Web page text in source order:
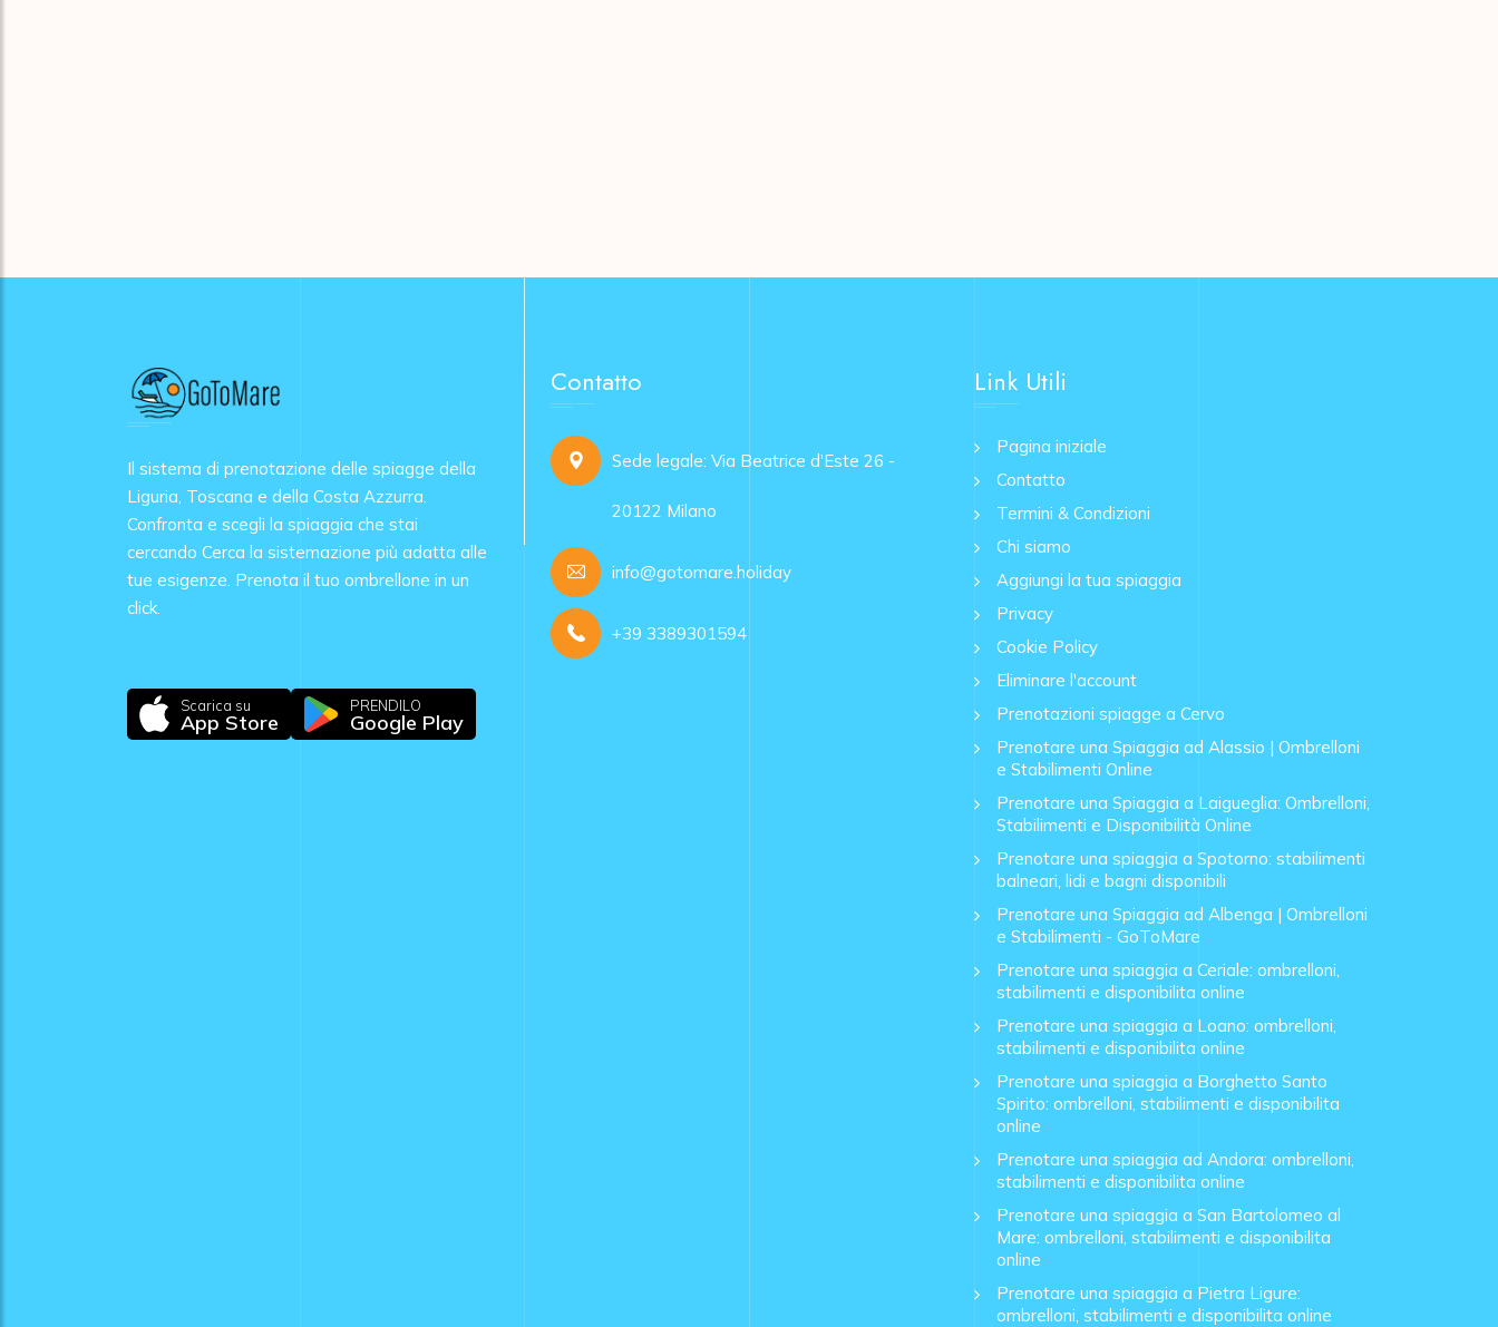
Il sistema di prenotazione delle spiagge della
Liguria, Toscana e della Costa Azzurra.
Confronta e scegli la spiaggia che stai
cercando Cerca la sistemazione più adatta alle
tue esigenze. Prenota il tuo ombrellone in un
click.
Scarica su
App Store
PRENDILO
Google Play
Contatto
Sede legale: Via Beatrice d'Este 26 -
20122 Milano
info@gotomare.holiday
+39 3389301594
Link Utili
Pagina iniziale
Contatto
Termini & Condizioni
Chi siamo
Aggiungi la tua spiaggia
Privacy
Cookie Policy
Eliminare l'account
Prenotazioni spiagge a Cervo
Prenotare una Spiaggia ad Alassio | Ombrelloni
e Stabilimenti Online
Prenotare una Spiaggia a Laigueglia: Ombrelloni,
Stabilimenti e Disponibilità Online
Prenotare una spiaggia a Spotorno: stabilimenti
balneari, lidi e bagni disponibili
Prenotare una Spiaggia ad Albenga | Ombrelloni
e Stabilimenti - GoToMare
Prenotare una spiaggia a Ceriale: ombrelloni,
stabilimenti e disponibilita online
Prenotare una spiaggia a Loano: ombrelloni,
stabilimenti e disponibilita online
Prenotare una spiaggia a Borghetto Santo
Spirito: ombrelloni, stabilimenti e disponibilita
online
Prenotare una spiaggia ad Andora: ombrelloni,
stabilimenti e disponibilita online
Prenotare una spiaggia a San Bartolomeo al
Mare: ombrelloni, stabilimenti e disponibilita
online
Prenotare una spiaggia a Pietra Ligure:
ombrelloni, stabilimenti e disponibilita online